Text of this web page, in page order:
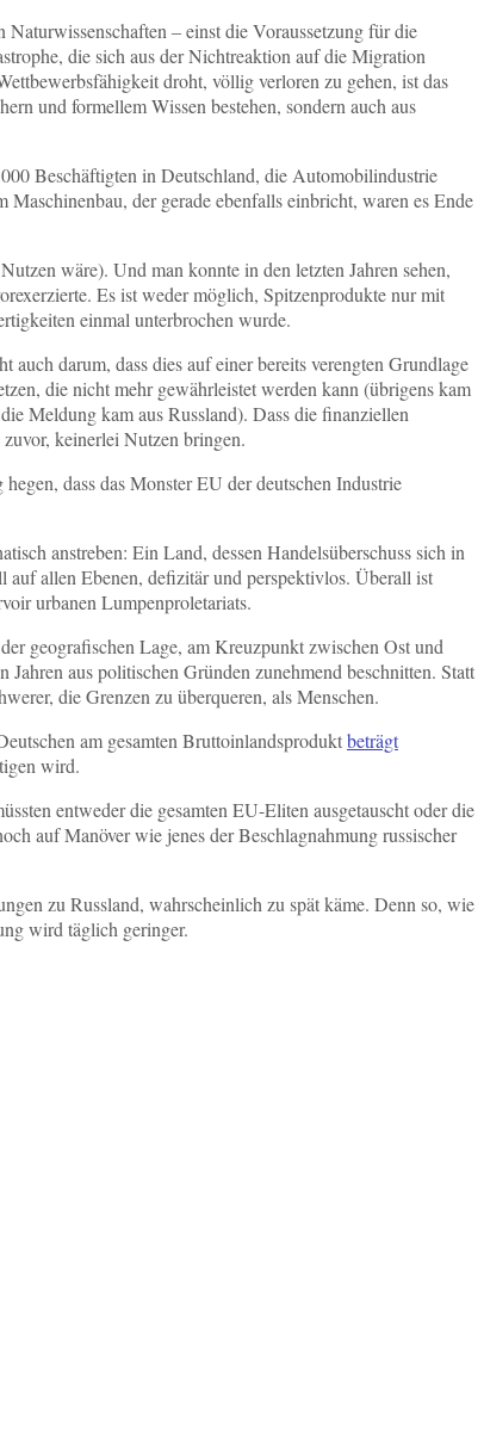
‒ einst die Voraussetzung für die
die sich aus der Nichtreaktion auf die Migration
droht, völlig verloren zu gehen, ist das
und formellem Wissen bestehen, sondern auch aus
Beschäftigten in Deutschland, die Automobilindustrie
der gerade ebenfalls einbricht, waren es Ende
wäre). Und man konnte in den letzten Jahren sehen,
Es ist weder möglich, Spitzenprodukte nur mit
einmal unterbrochen wurde.
auch darum, dass dies auf einer bereits verengten Grundlage
die nicht mehr gewährleistet werden kann (übrigens kam
Meldung kam aus Russland). Dass die finanziellen
keinerlei Nutzen bringen.
dass das Monster EU der deutschen Industrie
anstreben: Ein Land, dessen Handelsüberschuss sich in
allen Ebenen, defizitär und perspektivlos. Überall ist
urbanen Lumpenproletariats.
geografischen Lage, am Kreuzpunkt zwischen Ost und
aus politischen Gründen zunehmend beschnitten. Statt
die Grenzen zu überqueren, als Menschen.
am gesamten Bruttoinlandsproduktbeträgt
wird.
entweder die gesamten EU-Eliten ausgetauscht oder die
auf Manöver wie jenes der Beschlagnahmung russischer
zu Russland, wahrscheinlich zu spät käme. Denn so, wie
wird täglich geringer.